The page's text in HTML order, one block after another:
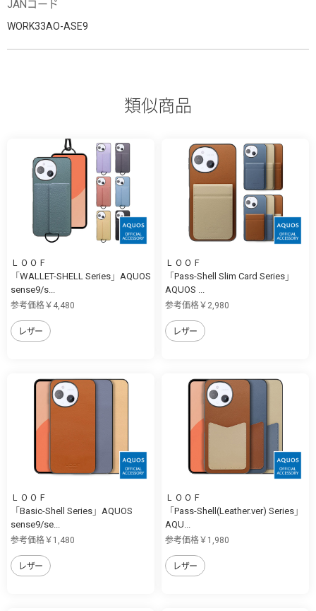
JANコード
WORK33AO-ASE9
類似商品
ＬＯＯＦ
「WALLET-SHELL Series」AQUOS
sense9/s...
参考価格￥4,480
レザー
ＬＯＯＦ
「Pass-Shell Slim Card Series」
AQUOS ...
参考価格￥2,980
レザー
ＬＯＯＦ
「Basic-Shell Series」AQUOS
sense9/se...
参考価格￥1,480
レザー
ＬＯＯＦ
「Pass-Shell(Leather.ver) Series」
AQU...
参考価格￥1,980
レザー